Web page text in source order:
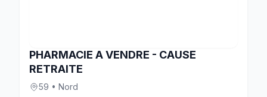
PHARMACIE A VENDRE - CAUSE
RETRAITE
59 • Nord